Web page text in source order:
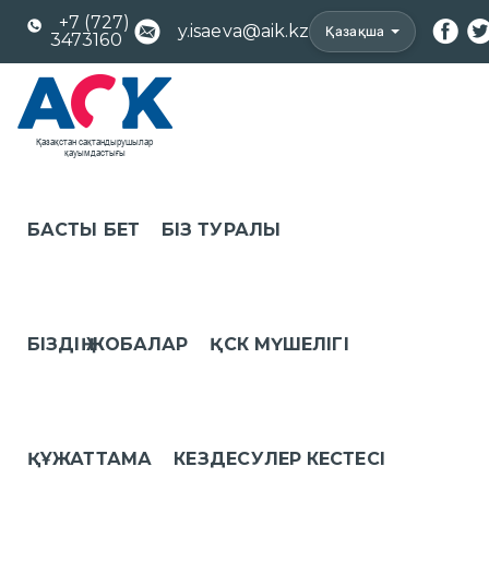
+7 (727)
3473160
y.isaeva@aik.kz Қазақша
БАСТЫ БЕТ БІЗ ТУРАЛЫ
БІЗДІҢ ЖОБАЛАР ҚСК МҮШЕЛІГІ
ҚҰЖАТТАМА КЕЗДЕСУЛЕР КЕСТЕСІ